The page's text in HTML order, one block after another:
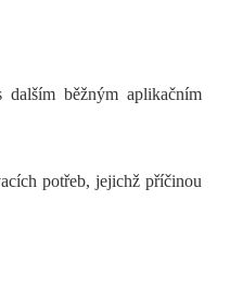
dalším běžným aplikačním
potřeb, jejichž příčinou